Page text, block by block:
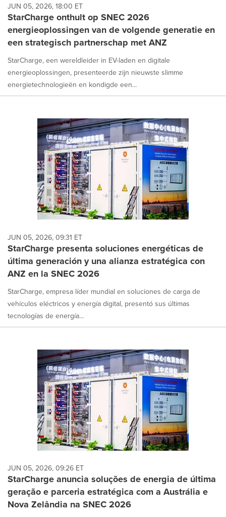
JUN 05, 2026, 18:00 ET
StarCharge onthult op SNEC 2026
energieoplossingen van de volgende generatie en
een strategisch partnerschap met ANZ
StarCharge, een wereldleider in EV-laden en digitale
energieoplossingen, presenteerde zijn nieuwste slimme
energietechnologieën en kondigde een...
JUN 05, 2026, 09:31 ET
StarCharge presenta soluciones energéticas de
última generación y una alianza estratégica con
ANZ en la SNEC 2026
StarCharge, empresa líder mundial en soluciones de carga de
vehículos eléctricos y energía digital, presentó sus últimas
tecnologías de energía...
JUN 05, 2026, 09:26 ET
StarCharge anuncia soluções de energia de última
geração e parceria estratégica com a Austrália e
Nova Zelândia na SNEC 2026